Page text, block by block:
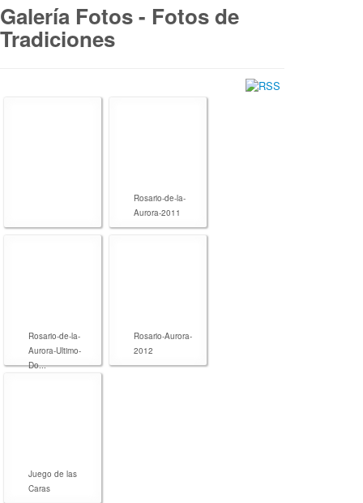
Galería Fotos - Fotos de
Tradiciones
Rosario-de-la-
Aurora-2011
Rosario-de-la-
Aurora-Ultimo-
Do...
Rosario-Aurora-
2012
Juego de las
Caras